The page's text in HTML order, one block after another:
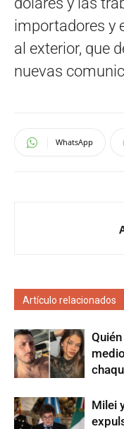
importadores y
al exterior, que
nuevas
WhatsApp
Artículo relacionados
Milei